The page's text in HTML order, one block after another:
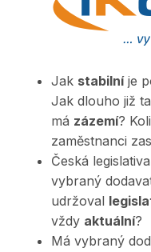
Jak stabilníje
Jak dlouho již
má zázemí?
zaměstnanci
Česká
vybraný
udržoval
vždy aktuální?
Má vybraný